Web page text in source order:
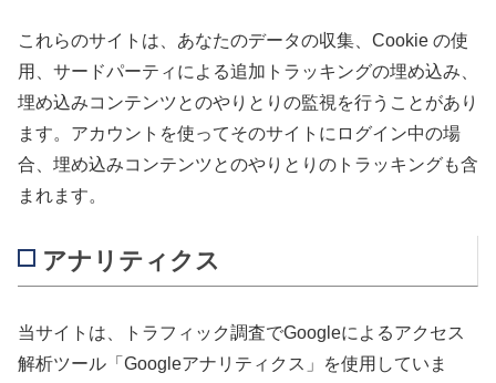
これらのサイトは、あなたのデータの収集、Cookie の使
用、サードパーティによる追加トラッキングの埋め込み、
埋め込みコンテンツとのやりとりの監視を行うことがあり
ます。アカウントを使ってそのサイトにログイン中の場
合、埋め込みコンテンツとのやりとりのトラッキングも含
まれます。
アナリティクス
当サイトは、トラフィック調査でGoogleによるアクセス
解析ツール「Googleアナリティクス」を使用していま